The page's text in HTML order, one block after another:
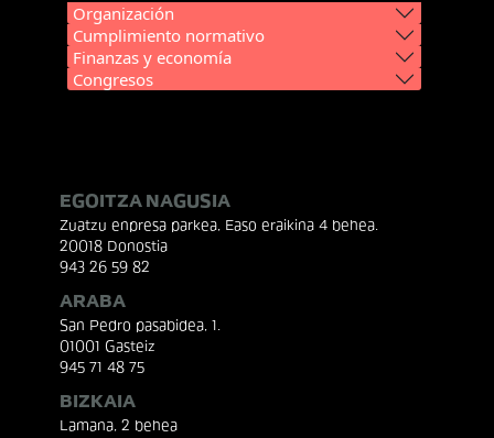
Organización
Cumplimiento normativo
Finanzas y economía
Congresos
EGOITZA NAGUSIA
Zuatzu enpresa parkea, Easo eraikina 4 behea.
20018 Donostia
943 26 59 82
ARABA
San Pedro pasabidea, 1.
01001 Gasteiz
945 71 48 75
BIZKAIA
Lamana, 2 behea